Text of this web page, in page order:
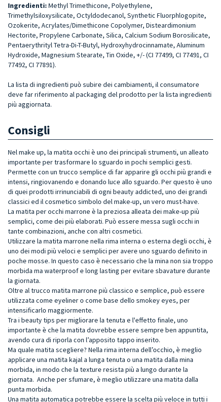
Ingredienti: Methyl Trimethicone, Polyethylene,
Trimethylsiloxysilicate, Octyldodecanol, Synthetic Fluorphlogopite,
Ozokerite, Acrylates/Dimethicone Copolymer, Disteardimonium
Hectorite, Propylene Carbonate, Silica, Calcium Sodium Borosilicate,
Pentaerythrityl Tetra-Di-T-Butyl, Hydroxyhydrocinnamate, Aluminum
Hydroxide, Magnesium Stearate, Tin Oxide, +/- (CI 77499, CI 77491, CI
77492, CI 77891).
La lista di ingredienti può subire dei cambiamenti, il consumatore
deve far riferimento al packaging del prodotto per la lista ingredienti
più aggiornata.
Consigli
Nel make up, la matita occhi è uno dei principali strumenti, un alleato
importante per trasformare lo sguardo in pochi semplici gesti.
Permette con un trucco semplice di far apparire gli occhi più grandi e
intensi, ringiovanendo e donando luce allo sguardo. Per questo è uno
di quei prodotti irrinunciabili di ogni beauty addicted, uno dei grandi
classici ed il cosmetico simbolo del make-up, un vero must-have.
La matita per occhi marrone è la preziosa alleata dei make-up più
semplici, come dei più elaborati. Può essere messa sugli occhi in
tante combinazioni, anche con altri cosmetici.
Utilizzare la matita marrone nella rima interna o esterna degli occhi, è
uno dei modi più veloci e semplici per avere uno sguardo definito in
poche mosse. In questo caso è necessario che la mina non sia troppo
morbida ma waterproof e long lasting per evitare sbavature durante
la giornata.
Oltre al trucco matita marrone più classico e semplice, può essere
utilizzata come eyeliner o come base dello smokey eyes, per
intensificarlo maggiormente.
Tra i beauty tips per migliorare la tenuta e l'effetto finale, uno
importante è che la matita dovrebbe essere sempre ben appuntita,
avendo cura di riporla con l’apposito tappo inserito.
Ma quale matita scegliere? Nella rima interna dell’occhio, è meglio
applicare una matita kajal a lunga tenuta o una matita dalla mina
morbida, in modo che la texture resista più a lungo durante la
giornata. Anche per sfumare, è meglio utilizzare una matita dalla
punta morbida.
Una matita automatica potrebbe essere la scelta più veloce in tutti i